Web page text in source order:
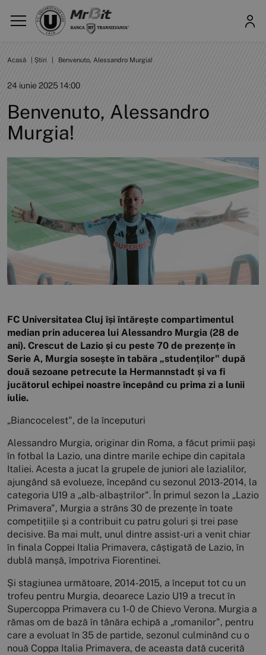
Acasă Știri Benvenuto, Alessandro Murgia!
24 iunie 2025 14:00
Benvenuto, Alessandro
Murgia!
FC Universitatea Cluj își întărește compartimentul
median prin aducerea lui Alessandro Murgia (28 de
ani). Crescut de Lazio și cu peste 70 de prezențe în
Serie A, Murgia sosește în tabăra „studenților" după
două sezoane petrecute la Hermannstadt și va fi
jucătorul echipei noastre începând cu prima zi a lunii
iulie.
„Biancocelest", de la începuturi
Alessandro Murgia, originar din Roma, a făcut primii pași
în fotbal la Lazio, una dintre marile echipe din capitala
Italiei. Acesta a jucat la grupele de juniori ale lazialilor,
ajungând să evolueze, începând cu sezonul 2013-2014, la
categoria U19 a „alb-albaștrilor". În primul sezon la „Lazio
Primavera", Murgia a strâns 30 de prezențe în toate
competițiile și a contribuit cu patru goluri și trei pase
decisive. Ba mai mult, unul dintre assist-uri a venit chiar
în finala Coppei Italia Primavera, câștigată de Lazio, în
dublă manșă, împotriva Fiorentinei.
Și stagiunea următoare, 2014-2015, a început tot cu un
trofeu pentru Murgia, deoarece Lazio U19 a trecut în
Supercoppa Primavera cu 1-0 de Chievo Verona. Murgia a
rămas om de bază în tânăra echipă a „romanilor", pentru
care a evoluat în 35 de partide, sezonul culminând cu o
nouă Coppa Italia Primavera, de aceasta dată cucerită